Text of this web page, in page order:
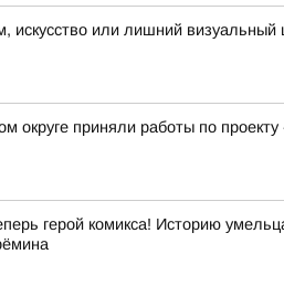
искусство или лишний визуальный
округе приняли работы по
герой комикса! Историю